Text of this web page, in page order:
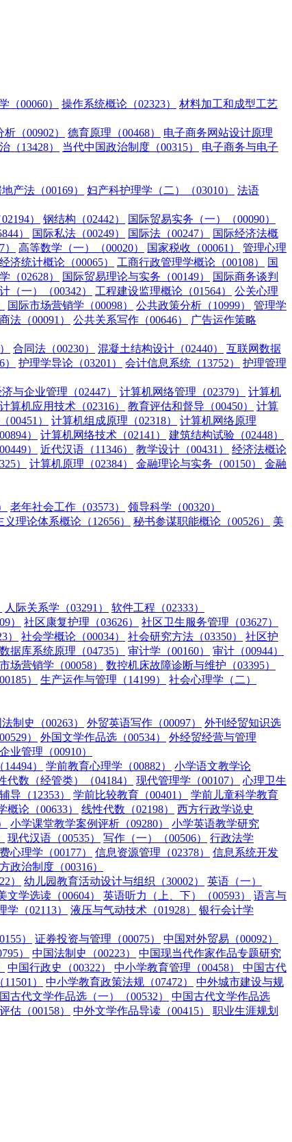
（00060） 操作系统概论（02323）
材料加工和成型工艺
（00902） 德育原理（00468）
电子商务网站设计原理
（13428） 当代中国政治制度（00315）
电子商务与电子
地产法（00169） 妇产科护理学（二）（03010）
法语
） 钢结构（02442）
国际贸易实务（一）（00090）
） 国际私法（00249） 国际法（00247）
国际经济法概
高等数学（一）（00020） 国家税收（00061）
管理心理
济统计概论（00065） 工商行政管理学概论（00108）
国
（02628） 国际贸易理论与实务（00149）
国际商务谈判
（一）（00342） 工程建设监理概论（01564）
公关心理
国际市场营销学（00098） 公共政策分析（10999）
管理学
法（00091） 公共关系写作（00646）
广告运作策略
合同法（00230） 混凝土结构设计（02440）
互联网数据
护理学导论（03201） 会计信息系统（13752）
护理管理
与企业管理（02447） 计算机网络管理（02379）
计算机
计算机应用技术（02316） 教育评估和督导（00450）
计算
00451） 计算机组成原理（02318）
计算机网络原理
） 计算机网络技术（02141）
建筑结构试验（02448）
） 近代汉语（11346） 教学设计（00431）
经济法概论
） 计算机原理（02384） 金融理论与实务（00150）
金融
老年社会工作（03573）
领导科学（00320）
理论体系概论（12656） 秘书参谋职能概论（00526）
美
人际关系学（03291）
软件工程（02333）
） 社区康复护理（03626）
社区卫生服务管理（03627）
） 社会学概论（00034） 社会研究方法（03350）
社区护
数据库系统原理（04735） 审计学（00160）
审计（00944）
市场营销学（00058）
数控机床故障诊断与维护（03395）
） 生产运作与管理（14199）
社会心理学（二）
制史（00263） 外贸英语写作（00097）
外刊经贸知识选
） 外国文学作品选（00534）
外经贸经营与管理
业管理（00910）
） 学前教育心理学（00882）
小学语文教学论
代数（经管类）（04184） 现代管理学（00107）
心理卫生
导（12353） 学前比较教育（00401）
学前儿童科学教育
概论（00633） 线性代数（02198）
西方行政学说史
小学课堂教学案例评析（09280）
小学英语教学研究
现代汉语（00535） 写作（一）（00506）
行政法学
心理学（00177） 信息资源管理（02378）
信息系统开发
政治制度（00316）
） 幼儿园教育活动设计与组织（30002）
英语（一）
文学选读（00604） 英语听力（上、下）（00593）
语言与
学（02113） 液压与气动技术（01928）
银行会计学
） 证券投资与管理（00075）
中国对外贸易（00092）
） 中国法制史（00223）
中国现当代作家作品专题研究
中国行政史（00322） 中小学教育管理（00458）
中国古代
） 中小学教育政策法规（07472）
中外城市建设与规
古代文学作品选（一）（00532）
中国古代文学作品选
估（00158） 中外文学作品导读（00415）
职业生涯规划